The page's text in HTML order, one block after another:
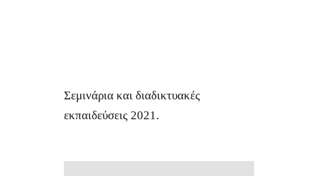
Σεμινάρια και διαδικτυακές
εκπαιδεύσεις 2021.